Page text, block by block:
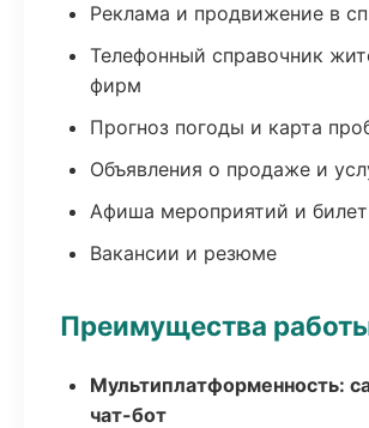
Реклама и продвижение в
Телефонный справочник
фирм
Прогноз погоды и карта
Объявления о продаже и
Афиша мероприятий и
Вакансии и резюме
Преимущества
Мультиплатформенность:
чат-бот